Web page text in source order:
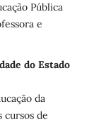
Pública
e
do Estado
da
cursos de